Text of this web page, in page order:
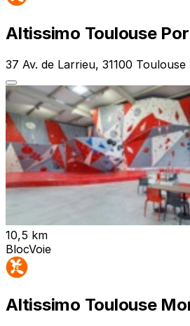
Altissimo Toulouse
37 Av. de Larrieu, 31100 Toulouse
10,5 km
BlocVoie
Altissimo Toulouse